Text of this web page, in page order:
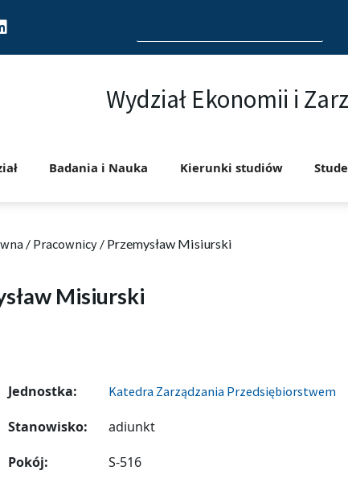
for:
Wydział Ekonomii i
Badania i Nauka Kierunki studiów
/ Pracownicy/ Przemysław Misiurski
Misiurski
Jednostka: Katedra Zarządzania Przedsiębiorstwem
Stanowisko:
adiunkt
Pokój:
S-516